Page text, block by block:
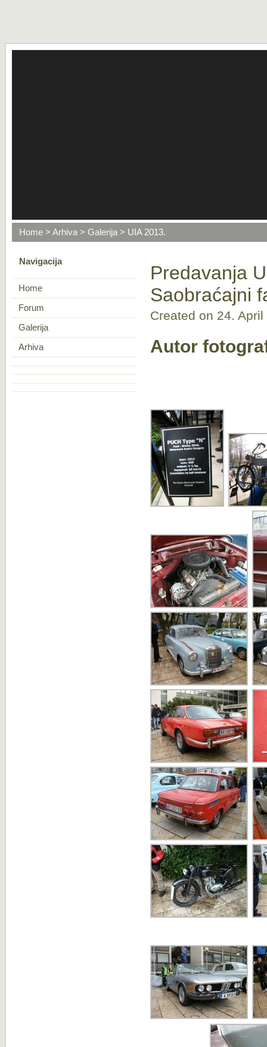
Home > Arhiva > Galerija > UIA 2013.
Predavanja
Saobraćajni
Created on 24.
Autor
Navigacija
Home
Forum
Galerija
Arhiva